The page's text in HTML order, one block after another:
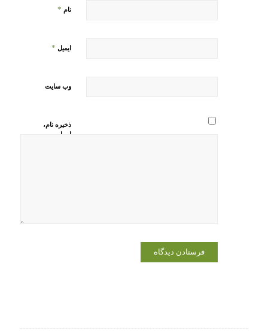
نام *
ایمیل *
وب‌ سایت
ذخیره نام،
ایمیل و